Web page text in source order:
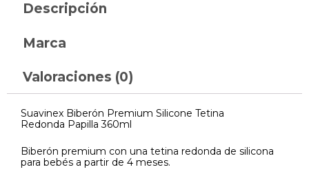
Descripción
Marca
Valoraciones (0)
Suavinex Biberón Premium Silicone Tetina
Redonda Papilla 360ml
Biberón premium con una tetina redonda de silicona
para bebés a partir de 4 meses.